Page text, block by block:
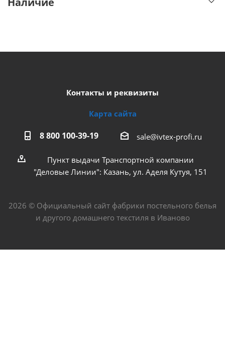
Контакты и реквизиты
Карта сайта
8 800 100-39-19 sale@ivtex-profi.ru
Пункт выдачи Транспортной компании
"Деловые Линии": Казань, ул. Аделя Кутуя, 151
2026 © Официальный сайт фабрики постельного белья
и другого домашнего текстиля в Иваново